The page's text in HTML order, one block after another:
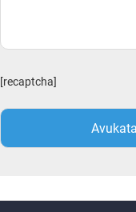
[recaptcha]